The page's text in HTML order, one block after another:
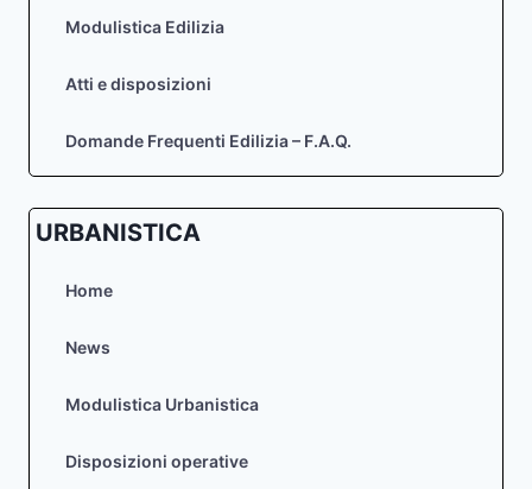
Modulistica Edilizia
Atti e disposizioni
Domande Frequenti Edilizia – F.A.Q.
URBANISTICA
Home
News
Modulistica Urbanistica
Disposizioni operative